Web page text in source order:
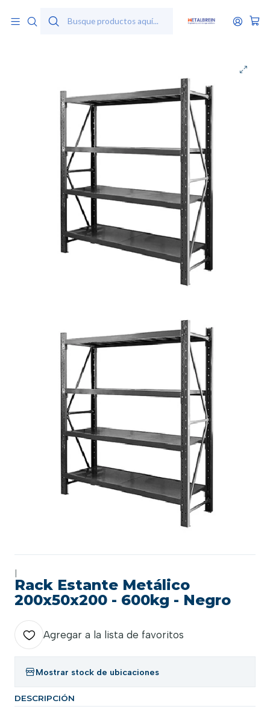
Rack Estante Metálico 200x50x200 - 600kg - Negro
Rack Estante Metálico
200x50x200 - 600kg - Negro
Agregar a la lista de favoritos
Mostrar stock de ubicaciones
DESCRIPCIÓN